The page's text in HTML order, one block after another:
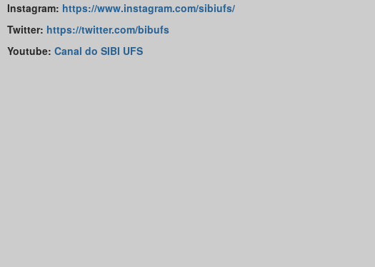
Instagram: https://www.instagram.com/sibiufs/
Twitter: https://twitter.com/bibufs
Youtube: Canal do SIBI UFS